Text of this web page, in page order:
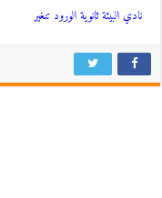
نادي البيئة ثانوية الورود تنغير